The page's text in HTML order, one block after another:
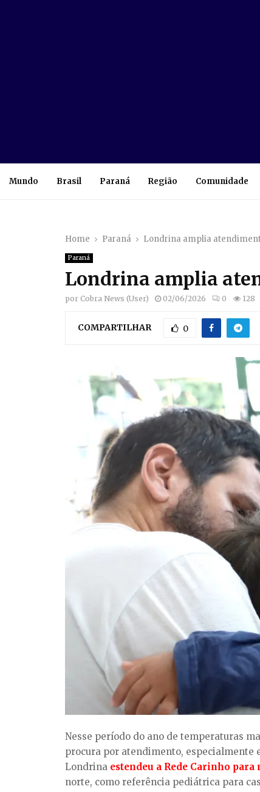
Mundo Brasil Paraná Região Comunidade
Home Paraná Londrina amplia
Paraná
Londrina amplia
por Cobra News (User) 02/06/2026 0 128
COMPARTILHAR 0
Nesse período do ano de temperaturas
procura por atendimento, especialmente
Londrina estendeu a Rede Carinho para
norte, como referência pediátrica para